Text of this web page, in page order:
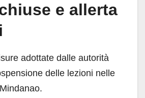
e allerta
adottate dalle autorità
delle lezioni nelle